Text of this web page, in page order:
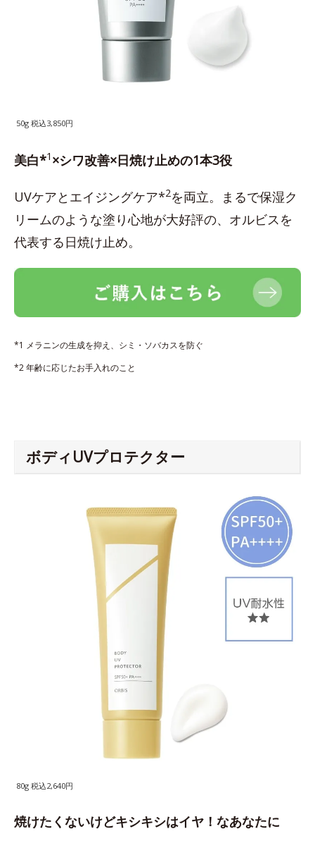
50g 税込3,850円
美白*1 ×シワ改善×日焼け止めの1本3役
UVケアとエイジングケア*2を両立。まるで保湿ク
リームのような塗り心地が大好評の、オルビスを
代表する日焼け止め。
*1 メラニンの生成を抑え、シミ・ソバカスを防ぐ
*2 年齢に応じたお手入れのこと
ボディUVプロテクター
80g 税込2,640円
焼けたくないけどキシキシはイヤ！なあなたに